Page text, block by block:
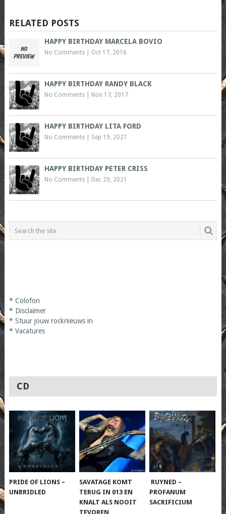
RELATED POSTS
HAPPY BIRTHDAY MARCELA BOVIO
No Comments| Oct 17, 2016
HAPPY BIRTHDAY RANDY BLACK
No Comments| Nov 17, 2017
HAPPY BIRTHDAY LITA FORD
No Comments| Sep 19, 2021
HAPPY BIRTHDAY PETER CRISS
No Comments| Dec 20, 2021
* Colofon
* Disclaimer
* Stuur jouw rocknieuws in
* Vacatures
CD
PRIDE OF LIONS –
UNBRIDLED
SAVATAGE KOMT
TERUG IN 013 EN
KNALT ALS NOOIT
TEVOREN
RUYNED –
PROFANUM
SACRIFICIUM